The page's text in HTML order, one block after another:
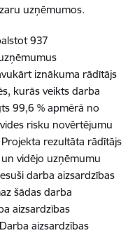
uzņēmumos.
937
iznākuma rādītājs
kurās veikts darba
99,6 % apmērā no
risku novērtējumu
rezultāta rādītājs
vidējo uzņēmumu
darba aizsardzības
šādas darba
aizsardzības
aizsardzības